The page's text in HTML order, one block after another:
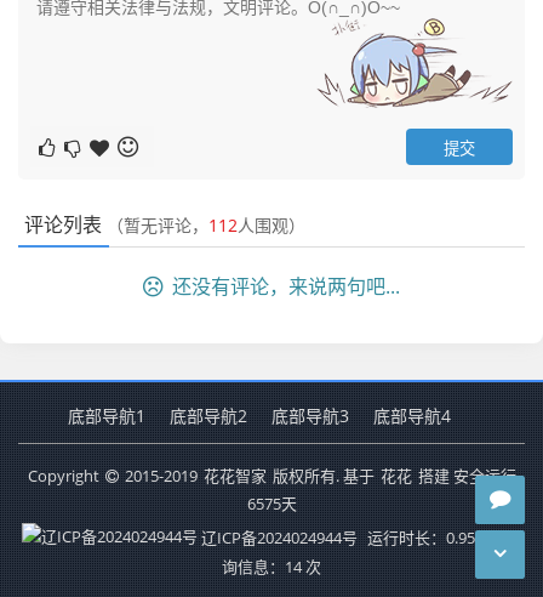
评论列表 （暂无评论， 112人围观）
还没有评论，来说两句吧...
底部导航1 底部导航2 底部导航3 底部导航4
Copyright 2015-2019 花花智家 版权所有. 基于 花花 搭建 安全运行
6575天
辽ICP备2024024944号 运行时长：0.953秒
询信息：14 次